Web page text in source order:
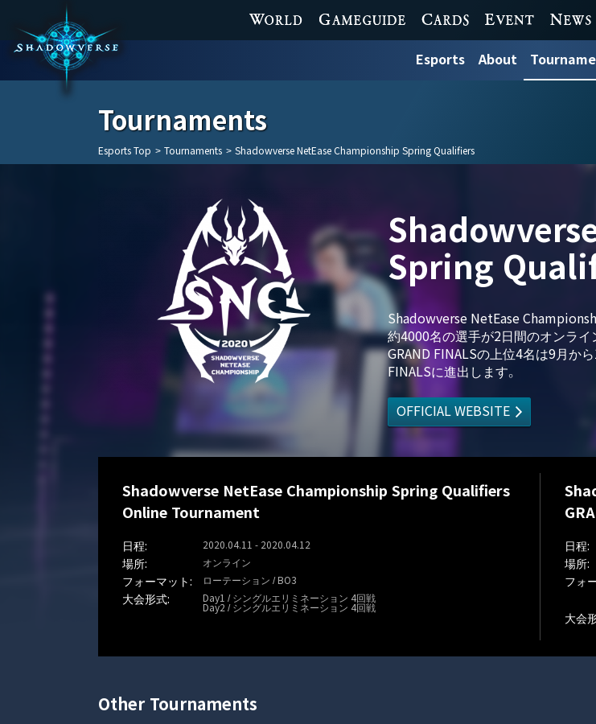
WORLD GAME GUIDE CARDS EVENT NEWS
Esports About
Tournaments
Esports Top > Tournaments > Shadowverse NetEase Championship Spring Qualifiers
Spring
Shadowverse NetEase
約4000名の選手が2日間のオンライ
GRAND FINALSの上位4名は9月か
FINALSに進出します。
OFFICIAL WEBSITE
Shadowverse NetEase Championship Spring Qualifiers
Online Tournament
2020.04.11 - 2020.04.12
オンライン
ローテーション / BO3
Day1 / シングルエリミネーション 4回戦
Day2 / シングルエリミネーション 4回戦
Other Tournaments